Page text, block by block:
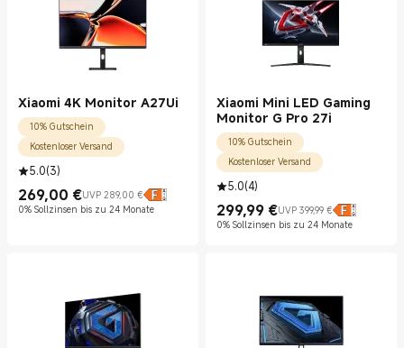
Xiaomi 4K Monitor A27Ui
10% Gutschein
Kostenloser Versand
5.0(3)
269,00 €
Current Price €269.00UVP 289,00 €
UVP 289,00 €
0% Sollzinsen bis zu 24 Monate
Xiaomi Mini LED Gaming
Monitor G Pro 27i
10% Gutschein
Kostenloser Versand
5.0(4)
299,99 €
Current Price €299.99
UVP 399,99 €
UVP 399,99 €
0% Sollzinsen bis zu 24 Monate